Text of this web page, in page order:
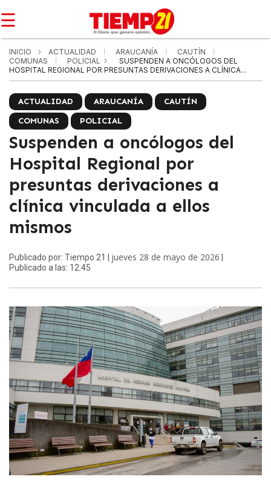
☰
INICIO ACTUALIDAD ARAUCANÍA
CAUTÍN
COMUNAS
POLICIAL
SUSPENDEN A ONCÓLOGOS DEL
HOSPITAL REGIONAL POR PRESUNTAS DERIVACIONES A CLÍNICA...
ACTUALIDAD ARAUCANÍA
CAUTÍN
COMUNAS
POLICIAL
Suspenden a oncólogos del
Hospital Regional por
presuntas derivaciones a
clínica vinculada a ellos
mismos
Publicado por: Tiempo 21 | jueves 28 de mayo de 2026
Publicado a las: 12:45